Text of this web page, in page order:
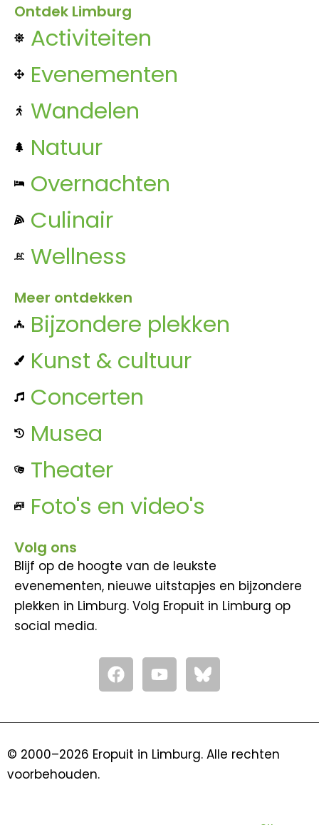
Ontdek Limburg
Activiteiten
Evenementen
Wandelen
Natuur
Overnachten
Culinair
Wellness
Meer ontdekken
Bijzondere plekken
Kunst & cultuur
Concerten
Musea
Theater
Foto's en video's
Volg ons
Blijf op de hoogte van de leukste
evenementen, nieuwe uitstapjes en bijzondere
plekken in Limburg. Volg Eropuit in Limburg op
social media.
F
a
c
o
Y
o
u
b
© 2000–2026 Eropuit in Limburg. Alle rechten
voorbehouden.